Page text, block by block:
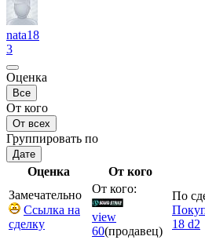
nata18
3
Оценка
Все
От кого
От всех
Группировать по
Дате
Оценка От кого
Замечательно
Ссылка на
сделку
От кого:
view
60(продавец)
По
18 d2